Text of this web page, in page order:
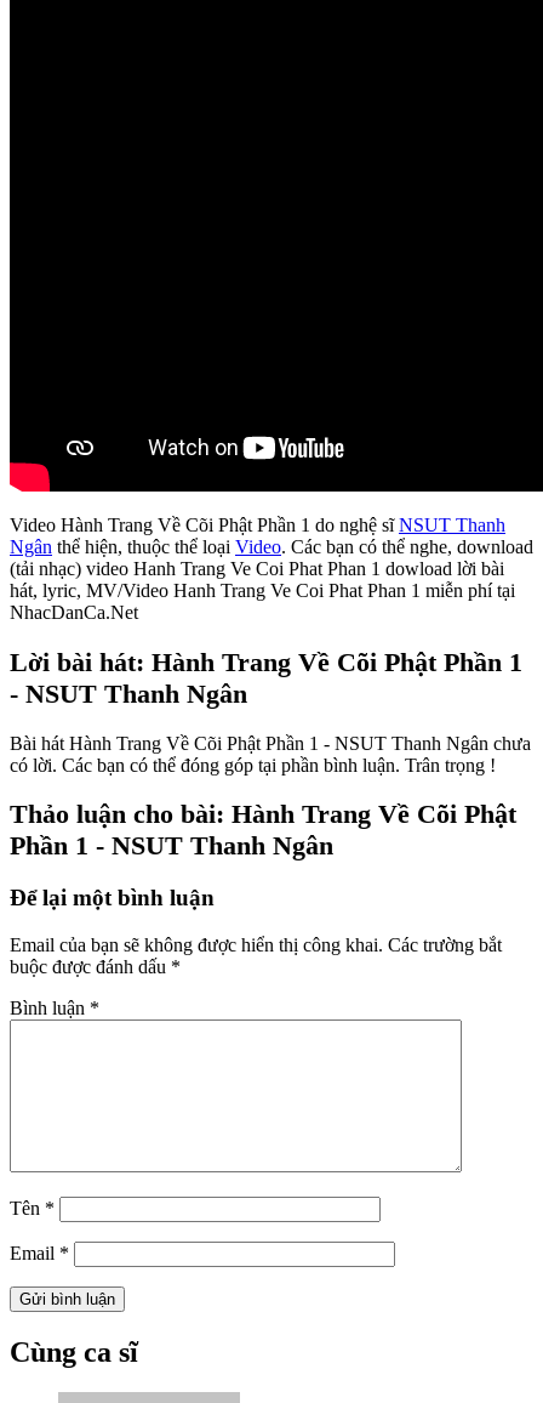
Video Hành Trang Về Cõi Phật Phần 1 do nghệ sĩNSUT Thanh
Ngân thể hiện, thuộc thể loại Video. Các bạn có thể nghe, download
(tải nhạc) video Hanh Trang Ve Coi Phat Phan 1 dowload lời bài
hát, lyric, MV/Video Hanh Trang Ve Coi Phat Phan 1 miễn phí tại
NhacDanCa.Net
Lời bài hát: Hành Trang Về Cõi Phật Phần 1
- NSUT Thanh Ngân
Bài hát Hành Trang Về Cõi Phật Phần 1 - NSUT Thanh Ngân chưa
có lời. Các bạn có thể đóng góp tại phần bình luận. Trân trọng !
Thảo luận cho bài: Hành Trang Về Cõi Phật
Phần 1 - NSUT Thanh Ngân
Để lại một bình luận
Email của bạn sẽ không được hiển thị công khai. Các trường bắt
buộc được đánh dấu *
Bình luận *
Tên *
Email *
Cùng ca sĩ